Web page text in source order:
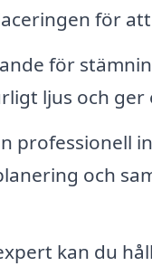
för
för
ljus och ger
professionell
och
kan du